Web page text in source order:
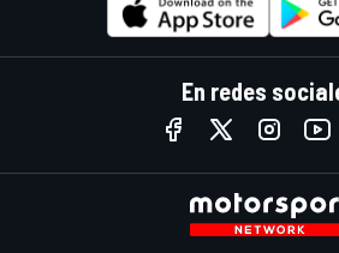
En redes